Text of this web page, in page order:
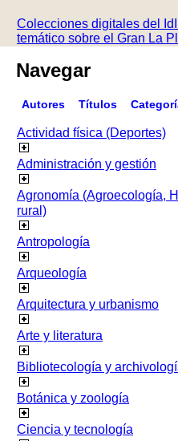
Colecciones digitales del
temático sobre el Gran La
Navegar
Autores Títulos
Actividad física (Deportes)
Administración y gestión
Agronomía (Agroecología,
rural)
Antropología
Arqueología
Arquitectura y urbanismo
Arte y literatura
Bibliotecología y
Botánica y zoología
Ciencia y tecnología